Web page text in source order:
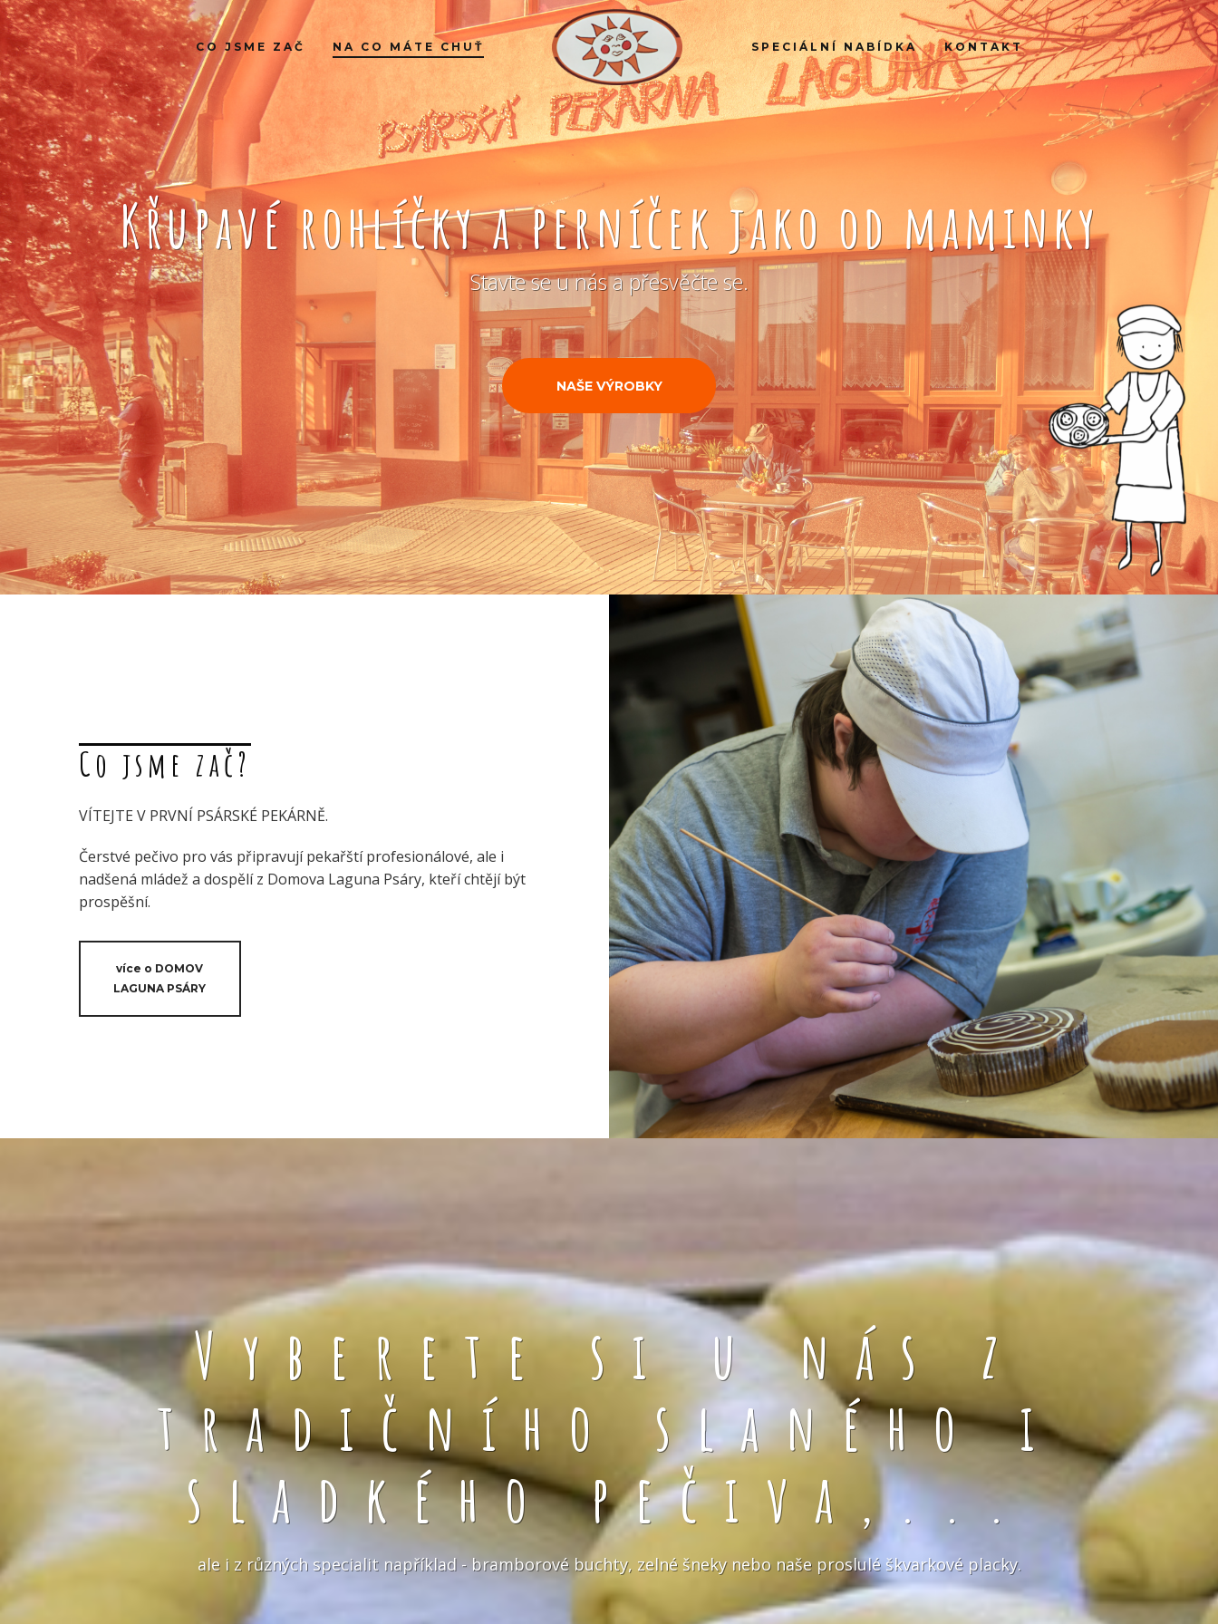
CO JSME ZAČ NA CO MÁTE CHUŤ SPECIÁLNÍ NABÍDKA KONTAKT
Křupavé rohlíčky a perníček jako od maminky
Stavte se u nás a přesvěčte se.
NAŠE VÝROBKY
Co jsme zač?
VÍTEJTE V PRVNÍ PSÁRSKÉ PEKÁRNĚ.
Čerstvé pečivo pro vás připravují pekařští profesionálové, ale i
nadšená mládež a dospělí z Domova Laguna Psáry, kteří chtějí být
prospěšní.
více o DOMOV
LAGUNA PSÁRY
Vyberete si u nás z
tradičního slaného i
sladkého pečiva,...
ale i z různých specialit například - bramborové buchty, zelné šneky nebo naše proslulé škvarkové placky.